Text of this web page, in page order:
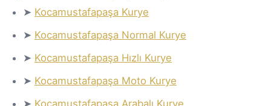
➤ Kocamustafapaşa Kurye
➤ Kocamustafapaşa Normal Kurye
➤ Kocamustafapaşa Hızlı Kurye
➤ Kocamustafapaşa Moto Kurye
➤ Kocamustafapaşa Arabalı Kurye